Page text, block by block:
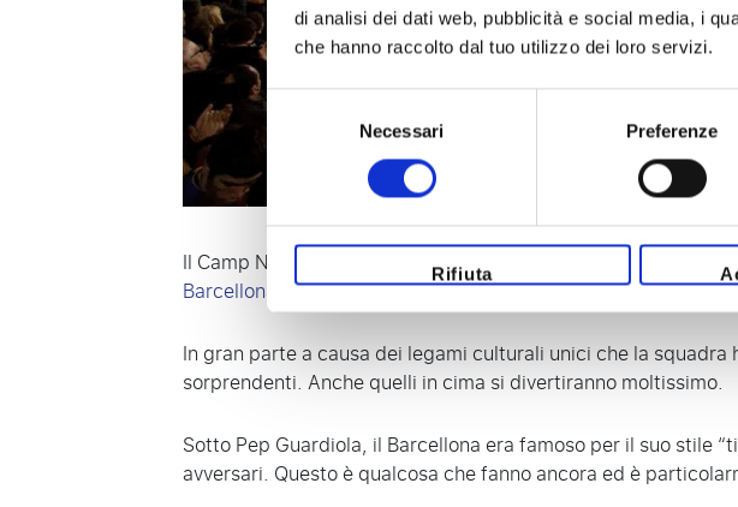
di analisi dei dati web, pubblicità e social media, i
che hanno raccolto dal tuo utilizzo dei loro servizi.
Selezione
Necessari Preferenze
Rifiuta
Il Camp Nou è lo stadio più grande d’Europa con una
Barcellona
riesce a fare il tutto esaurito nel suo stadio quasi
In gran parte a causa dei legami culturali unici che la
sorprendenti. Anche quelli in cima si divertiranno moltissimo.
Sotto Pep Guardiola, il Barcellona era famoso per il suo stile
avversari. Questo è qualcosa che fanno ancora ed è